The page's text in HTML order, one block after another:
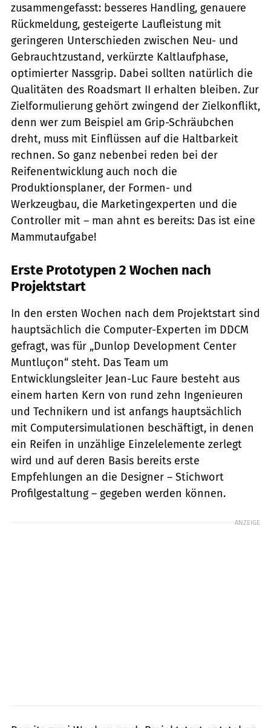
zusammengefasst: besseres Handling, genauere
Rückmeldung, gesteigerte Laufleistung mit
geringeren Unterschieden zwischen Neu- und
Gebrauchtzustand, verkürzte Kaltlaufphase,
optimierter Nassgrip. Dabei sollten natürlich die
Qualitäten des Roadsmart II erhalten bleiben. Zur
Zielformulierung gehört zwingend der Zielkonflikt,
denn wer zum Beispiel am Grip-Schräubchen
dreht, muss mit Einflüssen auf die Haltbarkeit
rechnen. So ganz nebenbei reden bei der
Reifenentwicklung auch noch die
Produktionsplaner, der Formen- und
Werkzeugbau, die Marketingexperten und die
Controller mit – man ahnt es bereits: Das ist eine
Mammutaufgabe!
Erste Prototypen 2 Wochen nach
Projektstart
In den ersten Wochen nach dem Projektstart sind
hauptsächlich die Computer-Experten im DDCM
gefragt, was für „Dunlop Development Center
Muntluçon“ steht. Das Team um
Entwicklungsleiter Jean-Luc Faure besteht aus
einem harten Kern von rund zehn Ingenieuren
und Technikern und ist anfangs hauptsächlich
mit Computersimulationen beschäftigt, in denen
ein Reifen in unzählige Einzelelemente zerlegt
wird und auf deren Basis bereits erste
Empfehlungen an die Designer – Stichwort
Profilgestaltung – gegeben werden können.
ANZEIGE